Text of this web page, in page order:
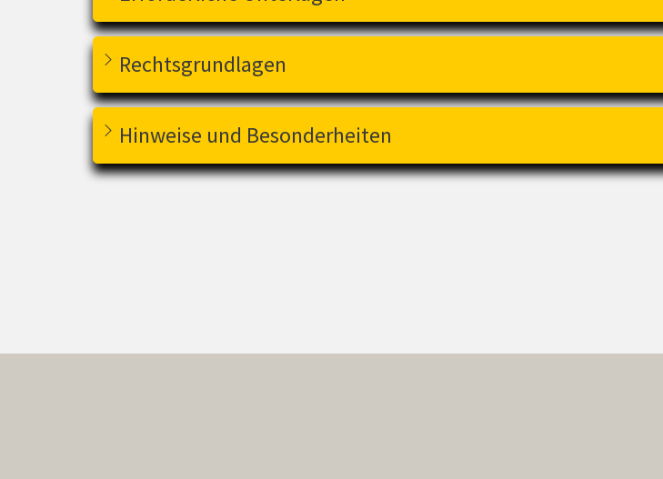
Rechtsgrundlagen
Hinweise und Besonderheiten